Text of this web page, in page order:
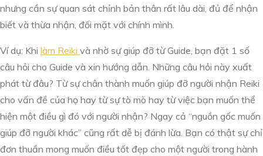
nhưng cần sự quan sát chỉnh bản thân rất lâu dài, đủ để nhận
biết và thừa nhận, đối mặt với chính mình.
Ví dụ: Khi làm Reiki và nhờ sự giúp đỡ từ Guide, bạn đặt 1 số
câu hỏi cho Guide và xin hướng dẫn. Những câu hỏi này xuất
phát từ đâu? Từ sự chân thành muốn giúp đỡ người nhận Reiki
cho vấn đề của họ hay từ sự tò mò hay từ việc bạn muốn thể
hiện một điều gì đó với người nhận? Ngay cả “nguồn gốc muốn
giúp đỡ người khác” cũng rất dễ bị đánh lừa. Bạn có thật sự chỉ
đơn thuần mong muốn điều tốt đẹp cho một người trong hành